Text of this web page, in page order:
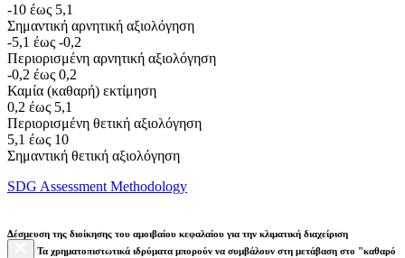
-10 έως 5,1
Σημαντική αρνητική αξιολόγηση
-5,1 έως -0,2
Περιορισμένη αρνητική αξιολόγηση
-0,2 έως 0,2
Καμία (καθαρή) εκτίμηση
0,2 έως 5,1
Περιορισμένη θετική αξιολόγηση
5,1 έως 10
Σημαντική θετική αξιολόγηση
SDG Assessment Methodology
Δέσμευση της διοίκησης του αμοιβαίου κεφαλαίου για την κλιματική διαχείριση
Τα χρηματοπιστωτικά ιδρύματα μπορούν να συμβάλουν στη μετάβαση στο "καθαρό